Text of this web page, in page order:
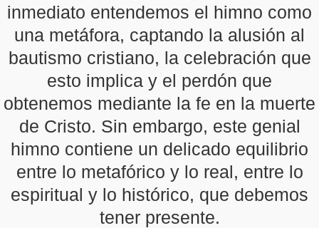
inmediato entendemos el himno como
una metáfora, captando la alusión al
bautismo cristiano, la celebración que
esto implica y el perdón que
obtenemos mediante la fe en la muerte
de Cristo. Sin embargo, este genial
himno contiene un delicado equilibrio
entre lo metafórico y lo real, entre lo
espiritual y lo histórico, que debemos
tener presente.